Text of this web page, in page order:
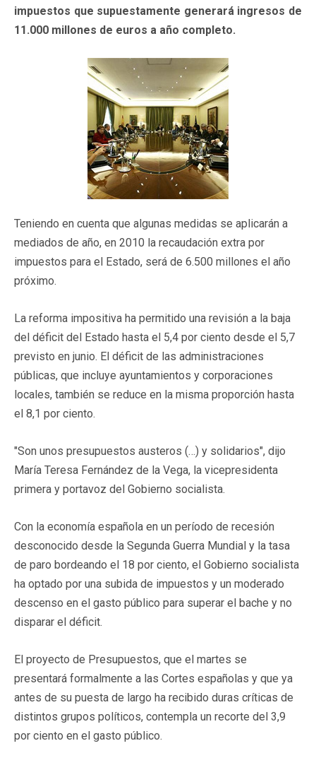
impuestos que supuestamente generará ingresos de
11.000 millones de euros a año completo.
Teniendo en cuenta que algunas medidas se aplicarán a
mediados de año, en 2010 la recaudación extra por
impuestos para el Estado, será de 6.500 millones el año
próximo.
La reforma impositiva ha permitido una revisión a la baja
del déficit del Estado hasta el 5,4 por ciento desde el 5,7
previsto en junio. El déficit de las administraciones
públicas, que incluye ayuntamientos y corporaciones
locales, también se reduce en la misma proporción hasta
el 8,1 por ciento.
"Son unos presupuestos austeros (…) y solidarios", dijo
María Teresa Fernández de la Vega, la vicepresidenta
primera y portavoz del Gobierno socialista.
Con la economía española en un período de recesión
desconocido desde la Segunda Guerra Mundial y la tasa
de paro bordeando el 18 por ciento, el Gobierno socialista
ha optado por una subida de impuestos y un moderado
descenso en el gasto público para superar el bache y no
disparar el déficit.
El proyecto de Presupuestos, que el martes se
presentará formalmente a las Cortes españolas y que ya
antes de su puesta de largo ha recibido duras críticas de
distintos grupos políticos, contempla un recorte del 3,9
por ciento en el gasto público.